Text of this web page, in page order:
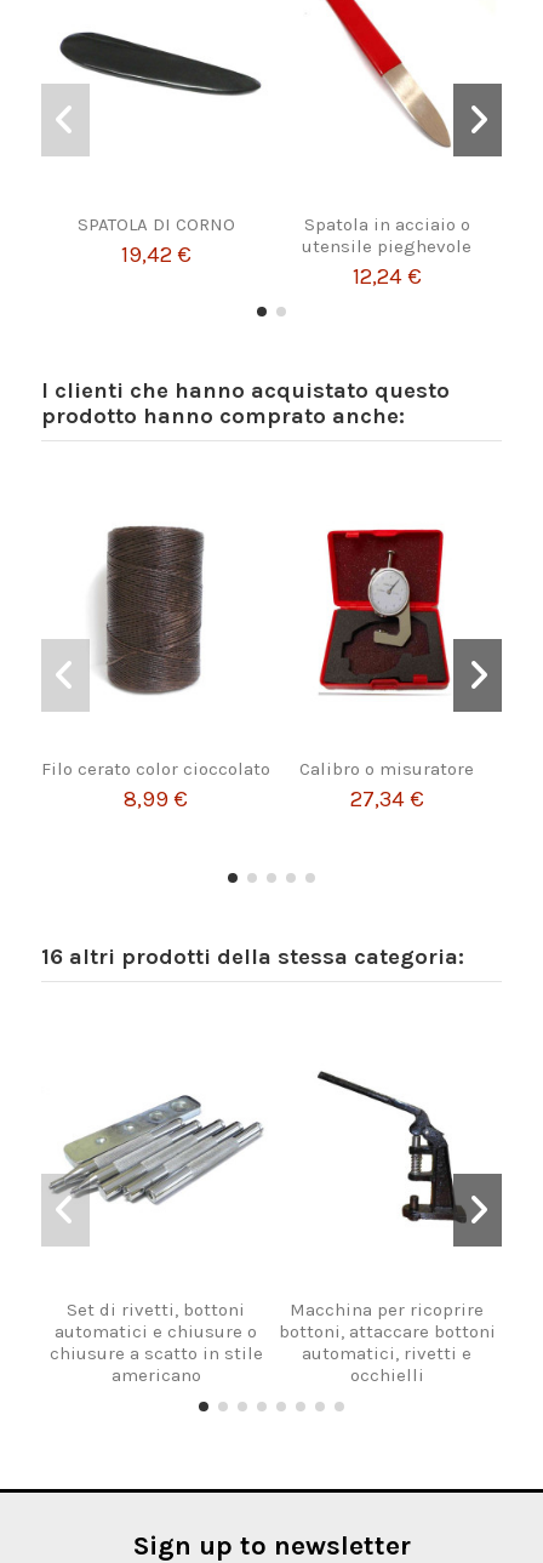
SPATOLA DI CORNO
19,42 €
Spatola in acciaio o
utensile pieghevole
12,24 €
I clienti che hanno acquistato questo
prodotto hanno comprato anche:
Filo cerato color cioccolato
8,99 €
Calibro o misuratore
27,34 €
16 altri prodotti della stessa categoria:
Set di rivetti, bottoni
automatici e chiusure o
chiusure a scatto in stile
americano
Macchina per ricoprire
bottoni, attaccare bottoni
automatici, rivetti e
occhielli
Sign up to newsletter